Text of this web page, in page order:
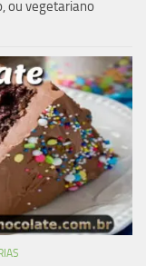
ou vegetariano